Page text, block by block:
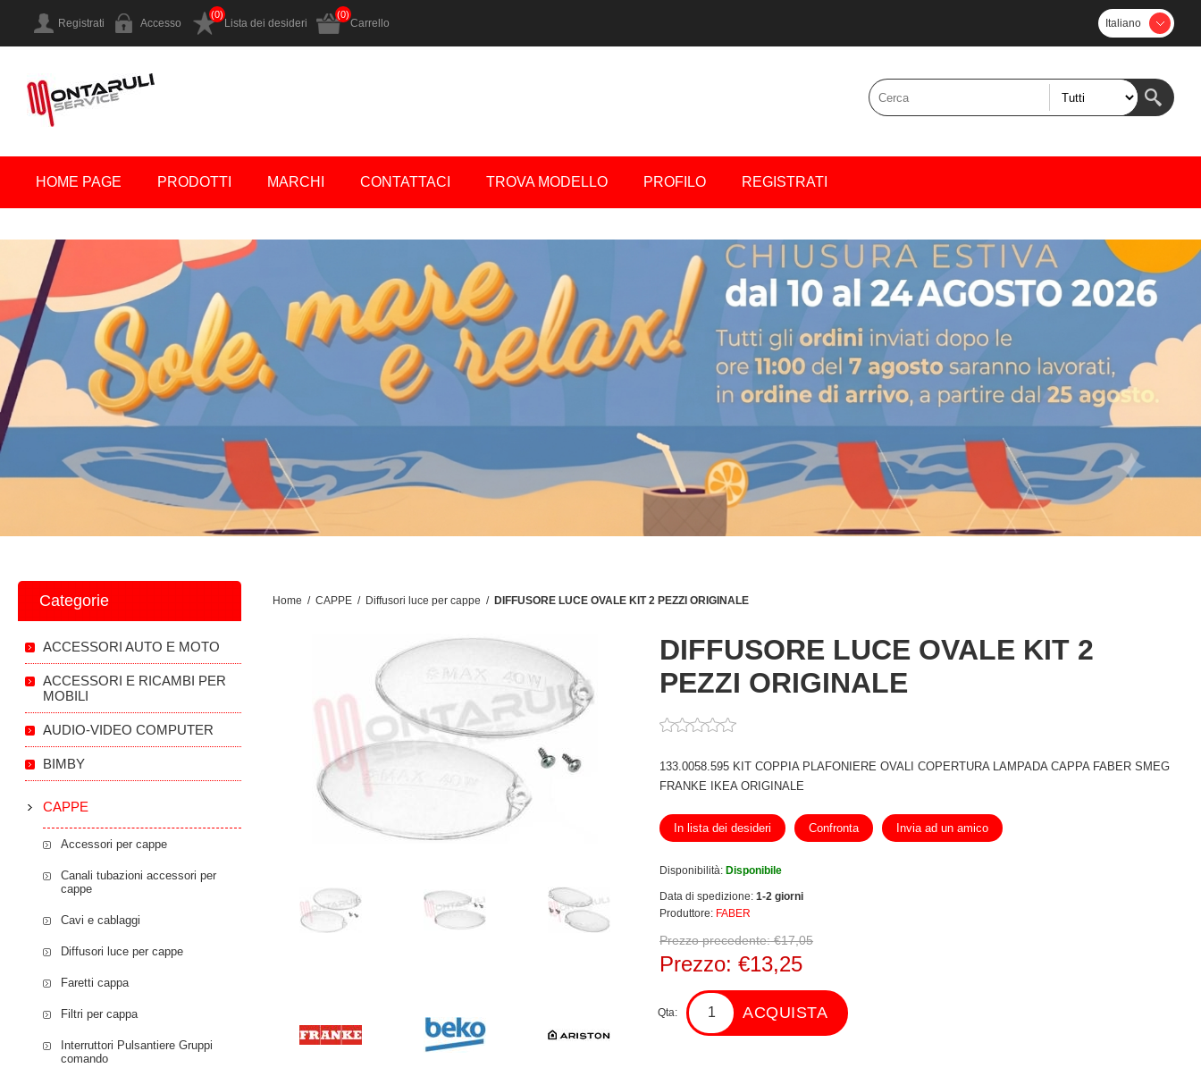
Registrati Accesso Lista dei desideri
(0)
Carrello
(0)
Italiano
HOME PAGE PRODOTTI MARCHI CONTATTACI TROVA MODELLO PROFILO REGISTRATI
Home / CAPPE / Diffusori luce per cappe / DIFFUSORE LUCE OVALE KIT 2 PEZZI ORIGINALE
DIFFUSORE LUCE OVALE KIT 2
PEZZI ORIGINALE
133.0058.595 KIT COPPIA PLAFONIERE OVALI COPERTURA LAMPADA CAPPA FABER SMEG
FRANKE IKEA ORIGINALE
In lista dei desideri Confronta Invia ad un amico
Disponibilità: Disponibile
Data di spedizione: 1-2 giorni
Produttore: FABER
Prezzo precedente: €17,05
Prezzo: €13,25
Qta: ACQUISTA
Categorie
ACCESSORI AUTO E MOTO
ACCESSORI E RICAMBI PER
MOBILI
AUDIO-VIDEO COMPUTER
BIMBY
CAPPE
Accessori per cappe
Canali tubazioni accessori per
cappe
Cavi e cablaggi
Diffusori luce per cappe
Faretti cappa
Filtri per cappa
Interruttori Pulsantiere Gruppi
comando